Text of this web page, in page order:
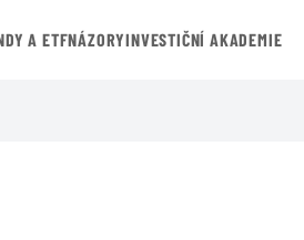
A ETFNÁZORYINVESTIČNÍ AKADEMIE